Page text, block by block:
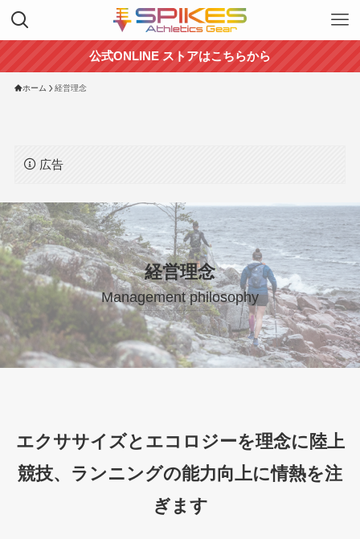
公式ONLINE ストアはこちらから
ホーム 経営理念
広告
経営理念
Management philosophy
エクササイズとエコロジーを理念に陸上
競技、ランニングの能力向上に情熱を注
ぎます